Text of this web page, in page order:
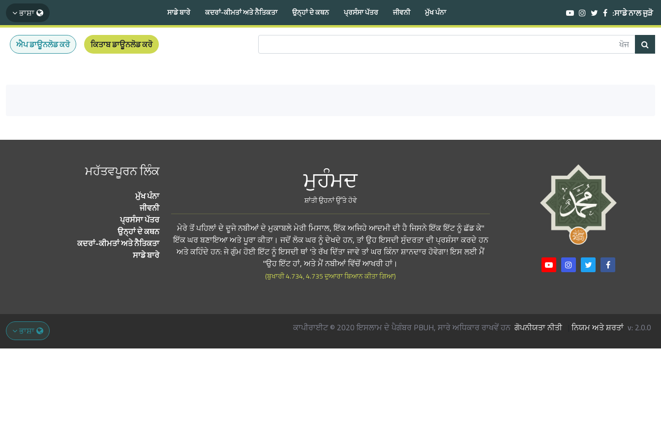
ਸਾਡੇ ਨਾਲ ਜੁੜੋ:
ਮੁੱਖ ਪੰਨਾ
ਜੀਵਨੀ
ਪ੍ਰਸੰਸਾ ਪੱਤਰ
ਉਨ੍ਹਾਂ ਦੇ ਕਥਨ
ਕਦਰਾਂ-ਕੀਮਤਾਂ ਅਤੇ ਨੈਤਿਕਤਾ
ਸਾਡੇ ਬਾਰੇ
ਕਿਤਾਬ ਡਾਊਨਲੋਡ ਕਰੋ
ਐਪ ਡਾਊਨਲੋਡ ਕਰੋ
ਮੁਹੰਮਦ
ਸ਼ਾਂਤੀ ਉਹਨਾਂ ਉੱਤੇ ਹੋਵੇ
"ਮੇਰੇ ਤੋਂ ਪਹਿਲਾਂ ਦੇ ਦੂਜੇ ਨਬੀਆਂ ਦੇ ਮੁਕਾਬਲੇ ਮੇਰੀ ਮਿਸਾਲ, ਇੱਕ ਅਜਿਹੇ ਆਦਮੀ ਦੀ ਹੈ ਜਿਸਨੇ ਇੱਕ ਇੱਟ ਨੂੰ ਛੱਡ ਕੇ
ਇੱਕ ਘਰ ਬਣਾਇਆ ਅਤੇ ਪੂਰਾ ਕੀਤਾ। ਜਦੋਂ ਲੋਕ ਘਰ ਨੂੰ ਦੇਖਦੇ ਹਨ, ਤਾਂ ਉਹ ਇਸਦੀ ਸੁੰਦਰਤਾ ਦੀ ਪ੍ਰਸ਼ੰਸਾ ਕਰਦੇ ਹਨ
ਅਤੇ ਕਹਿੰਦੇ ਹਨ: ਜੇ ਗੁੰਮ ਹੋਈ ਇੱਟ ਨੂੰ ਇਸਦੀ ਥਾਂ 'ਤੇ ਰੱਖ ਦਿੱਤਾ ਜਾਵੇ ਤਾਂ ਘਰ ਕਿੰਨਾ ਸ਼ਾਨਦਾਰ ਹੋਵੇਗਾ! ਇਸ ਲਈ ਮੈਂ
ਉਹ ਇੱਟ ਹਾਂ, ਅਤੇ ਮੈਂ ਨਬੀਆਂ ਵਿੱਚੋਂ ਆਖਰੀ ਹਾਂ।"
(ਬੁਖਾਰੀ 4.734, 4.735 ਦੁਆਰਾ ਬਿਆਨ ਕੀਤਾ ਗਿਆ)
ਮਹੱਤਵਪੂਰਨ ਲਿੰਕ
ਮੁੱਖ ਪੰਨਾ
ਜੀਵਨੀ
ਪ੍ਰਸੰਸਾ ਪੱਤਰ
ਉਨ੍ਹਾਂ ਦੇ ਕਥਨ
ਕਦਰਾਂ-ਕੀਮਤਾਂ ਅਤੇ ਨੈਤਿਕਤਾ
ਸਾਡੇ ਬਾਰੇ
ਕਾਪੀਰਾਈਟ © 2020 ਇਸਲਾਮ ਦੇ ਪੈਗੰਬਰ PBUH, ਸਾਰੇ ਅਧਿਕਾਰ ਰਾਖਵੇਂ ਹਨ ਗੋਪਨੀਯਤਾ ਨੀਤੀ ਨਿਯਮ ਅਤੇ ਸ਼ਰਤਾਂ v: 2.0.0